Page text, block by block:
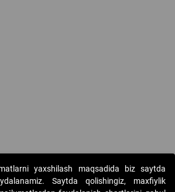
yaxshilash maqsadida biz saytda
Saytda qolishingiz, maxfiylik